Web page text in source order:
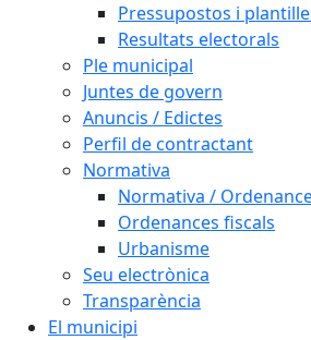
Pressupostos i
Resultats electorals
Ple municipal
Juntes de govern
Anuncis / Edictes
Perfil de contractant
Normativa
Normativa /
Ordenances fiscals
Urbanisme
Seu electrònica
Transparència
El municipi